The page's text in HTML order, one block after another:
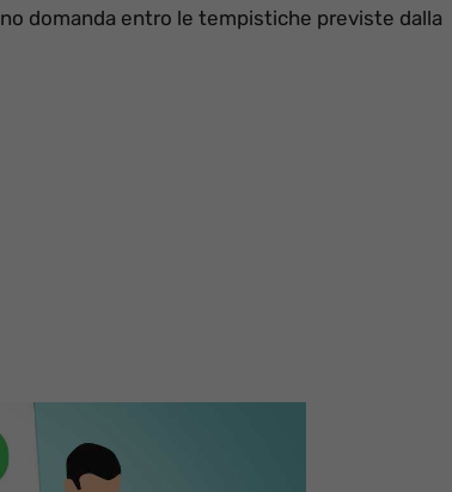
domanda entro le tempistiche previste dalla